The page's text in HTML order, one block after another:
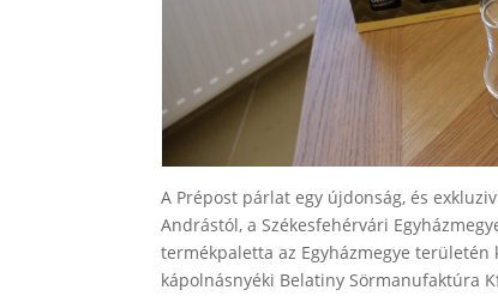
A Prépost párlat egy újdonság, és
Andrástól, a Székesfehérvári
termékpaletta az Egyházmegye
kápolnásnyéki Belatiny Sörmanufaktúra